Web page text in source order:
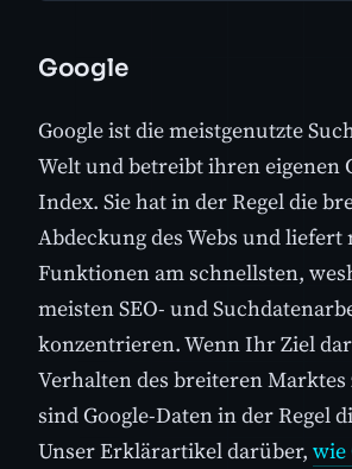
Google
Google ist die meistgenutzte
Welt und betreibt ihren eigenen
Index. Sie hat in der Regel die
Abdeckung des Webs und liefert
Funktionen am schnellsten,
meisten SEO- und
konzentrieren. Wenn Ihr Ziel
Verhalten des breiteren Marktes
sind Google-Daten in der Regel
Unser Erklärartikel darüber, wie